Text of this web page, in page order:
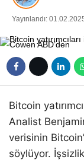
Yayınlandı:
Bitcoin
Analist
verisinin
söylüyor.